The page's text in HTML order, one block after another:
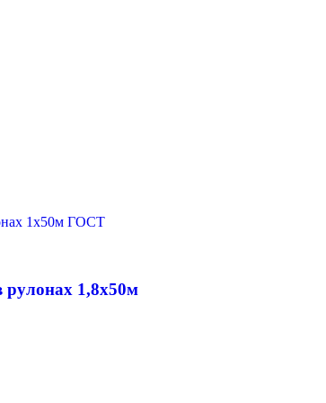
рулонах 1,8х50м